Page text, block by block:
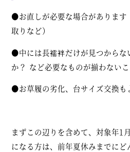
●お直しが必要な場合があります
取りなど）
●中には長襦袢だけが見つからな
か？ など必要なものが揃わないこ
●お草履の劣化、台サイズ交換も
まずこの辺りを含めて、対象年1
になる方は、前年夏休みまでにど